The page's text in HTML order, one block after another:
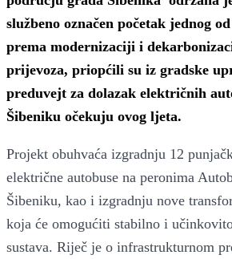
službeno označen početak jednog
prema modernizaciji i
prijevoza, priopćili su iz gradske
preduvejt za dolazak električnih
Šibeniku očekuju ovog ljeta.
Projekt obuhvaća izgradnju 12
električne autobuse na peronima
Šibeniku, kao i izgradnju nove
koja će omogućiti stabilno i
sustava. Riječ je o infrastrukturnom